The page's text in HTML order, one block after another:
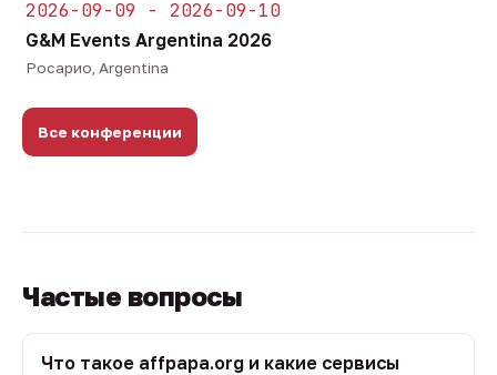
2026-09-09 - 2026-09-10
G&M Events Argentina 2026
Росарио, Argentina
Все конференции
Частые вопросы
Что такое affpapa.org и какие сервисы